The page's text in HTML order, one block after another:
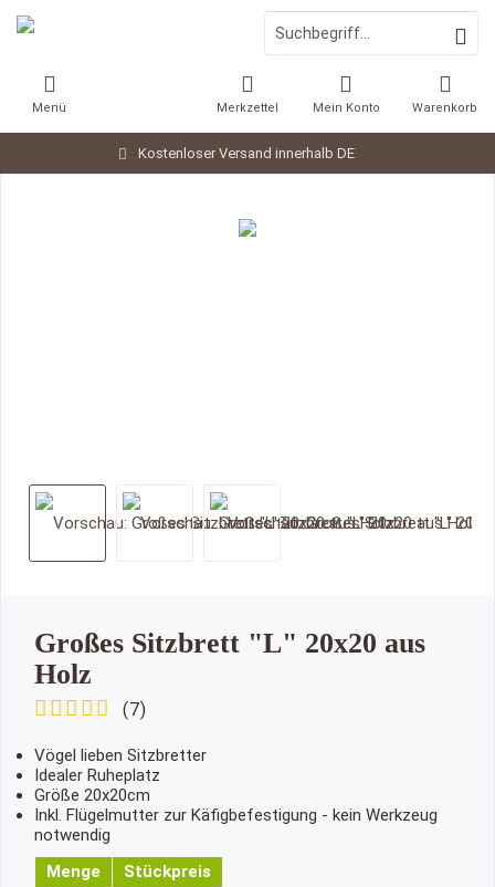
Kostenloser Versand innerhalb DE
Warenkorb
Merkzettel Mein Konto
Menü
Großes Sitzbrett "L" 20x20 aus
Holz
(7)
Vögel lieben Sitzbretter
Idealer Ruheplatz
Größe 20x20cm
Inkl. Flügelmutter zur Käfigbefestigung - kein Werkzeug
notwendig
Menge
Stückpreis